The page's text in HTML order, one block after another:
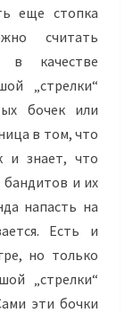
еще стопка
считать
в качестве
„стрелки“
бочек или
в том, что
и знает, что
бандитов и их
напасть на
Есть и
но только
„стрелки“
эти бочки